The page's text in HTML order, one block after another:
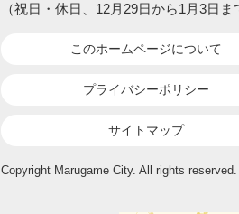
（祝日・休日、12月29日から1月3日ま
このホームページについて
プライバシーポリシー
サイトマップ
Copyright Marugame City. All rights reserved.